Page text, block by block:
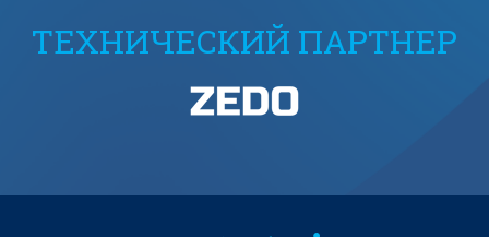
ТЕХНИЧЕСКИЙ ПАРТНЕР